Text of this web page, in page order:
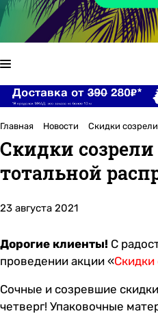
Главная Новости Скидки
Скидки
тотальной
23 августа 2021
Дорогие клиенты! С
проведении акции «Скидки
Сочные и созревшие
четверг! Упаковочные